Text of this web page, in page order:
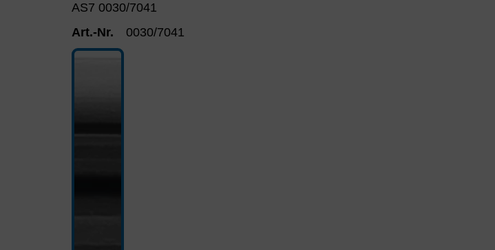
AS7 0030/7041
Art.-Nr.
0030/7041